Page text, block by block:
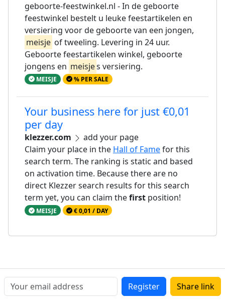
geboorte-feestwinkel.nl - In de geboorte
feestwinkel bestelt u leuke feestartikelen en
versiering voor de geboorte van een jongen,
meisje of tweeling. Levering in 24 uur.
Geboorte feestartikelen winkel, geboorte
jongens en meisjes versiering.
MEISJE % PER SALE
Your business here for just €0,01
per day
klezzer.com
add your page
Claim your place in the Hall of Famefor this
search term. The ranking is static and based
on activation time. Because there are no
direct Klezzer search results for this search
term yet, you can claim thefirst position!
MEISJE € 0,01 / DAY
Register Share link